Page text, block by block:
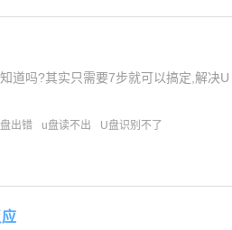
道吗?其实只需要7步就可以搞定,解决U
出错 u盘读不出 U盘识别不了